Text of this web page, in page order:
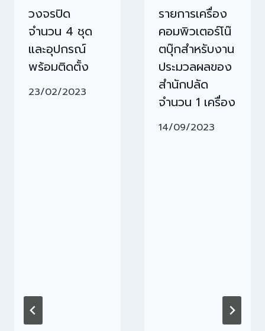
วงจรปิด
จำนวน 4 ชุด
และอุปกรณ์
พร้อมติดตั้ง
23/02/2023
รายการเครื่อง
คอมพิวเตอร์โน๊
ตบุ๊กสำหรับงาน
ประมวลผลของ
สำนักปลัด
จำนวน 1 เครื่อง
14/09/2023